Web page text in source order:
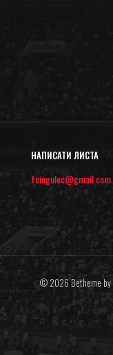
НАПИСАТИ ЛИСТА
fcingulec@gmail.com
© 2026 Betheme by